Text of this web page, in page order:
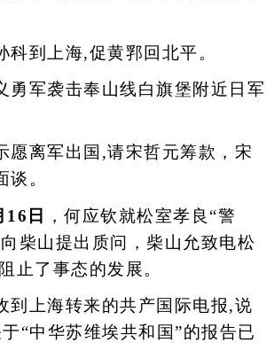
到上海,促黄郛回北平。
军袭击奉山线白旗堡附近日军
离军出国,请宋哲元筹款，宋
。
16日
，何应钦就松室孝良“警
柴山提出质问，柴山允致电松
止了事态的发展。
上海转来的共产国际电报,说
“中华苏维埃共和国”的报告已